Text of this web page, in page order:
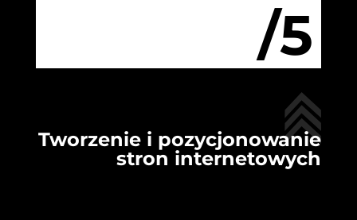
/5
Tworzenie i pozycjonowanie
stron internetowych